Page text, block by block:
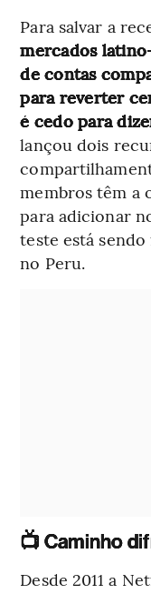
Para salvar a
mercados
de contas
para reverter
é cedo para
lançou dois
membros têm a
para adicionar
teste está
no Peru.
📺 Caminho
Desde 2011 a